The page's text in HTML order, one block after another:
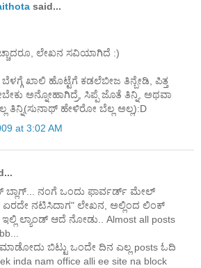
said...
ಲೇಖನ ಸವಿಯಾಗಿದೆ :)
ಖಾಲಿ ಹೊಟ್ಟೆಗೆ ಕಡಲೆಬೀಜ ತಿನ್ಬೇಡಿ, ಪಿತ್ತ
ಅನ್ನೋಹಾಗಿದ್ರೆ, ಸಿಪ್ಪೆ ಜೊತೆ ತಿನ್ನಿ, ಅಥವಾ
ತಿನ್ನಿ(ಸುನಾಥ್ ಹೇಳಿರೋ ಬೆಲ್ಲ ಅಲ್ಲ):D
at 3:02 AM
ಬ್ಲಾಗ್... ನಂಗೆ ಒಂದು ಫಾರ್ವರ್ಡ್ ಮೇಲ್
ಏರದೇ ನಟಿಸಿದಾಗ" ಲೇಖನ, ಅಲ್ಲಿಂದ ಲಿಂಕ್
ಲ್ಯಾಂಡ್ ಆದೆ ನೋಡು.. Almost all posts
ಬಿಟ್ಟು ಒಂದೇ ದಿನ ಎಲ್ಲ posts ಓದಿ
inda nam office alli ee site na block